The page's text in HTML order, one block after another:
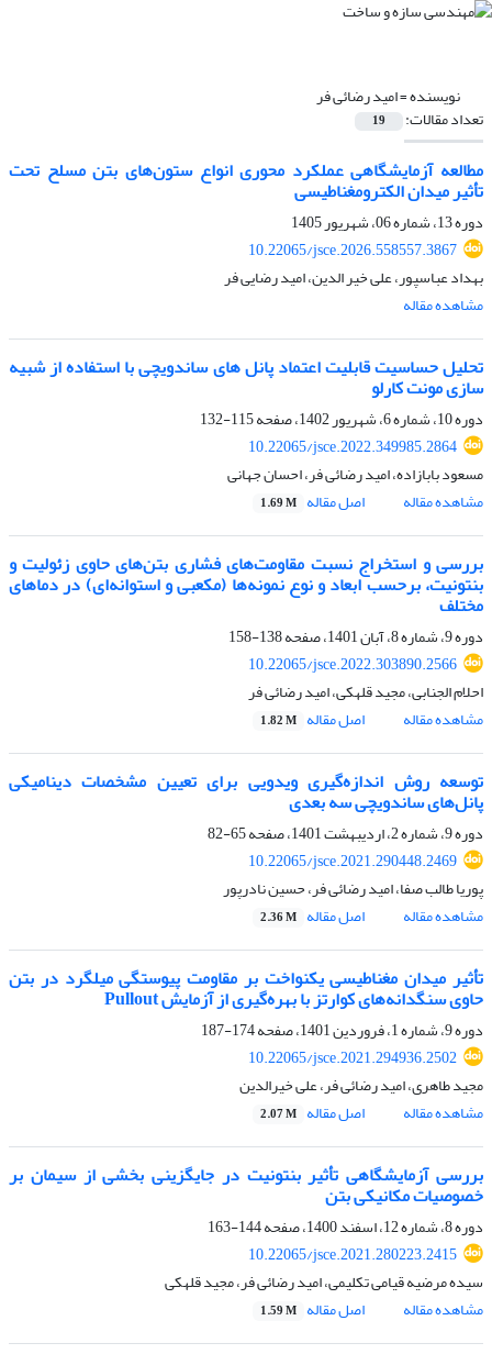
نویسنده =امید رضائی فر
تعداد مقالات: 19
مطالعه آزمایشگاهی عملکرد محوری انواع ستون‌های بتن مسلح تحت
تأثیر میدان الکترومغناطیسی
دوره 13، شماره 06، شهریور 1405
10.22065/jsce.2026.558557.3867
بهداد عباسپور، علی خیر الدین، امید رضایی فر
مشاهده مقاله
تحلیل حساسیت قابلیت اعتماد پانل های ساندویچی با استفاده از شبیه
سازی مونت کارلو
دوره 10، شماره 6، شهریور 1402، صفحه
115-132
10.22065/jsce.2022.349985.2864
مسعود بابازاده، امید رضائی فر، احسان جهانی
مشاهده مقاله
اصل مقاله 1.69 M
بررسی و استخراج نسبت مقاومت‌های فشاری بتن‌های حاوی زئولیت و
بنتونیت، برحسب ابعاد و نوع نمونه‌ها (مکعبی و استوانه‌ای) در دماهای
مختلف
دوره 9، شماره 8، آبان 1401، صفحه
138-158
10.22065/jsce.2022.303890.2566
احلام الجنابی، مجید قلهکی، امید رضائی فر
مشاهده مقاله
اصل مقاله 1.82 M
توسعه روش اندازه‌گیری ویدویی برای تعیین مشخصات دینامیکی
پانل‌های ساندویچی سه بعدی
دوره 9، شماره 2، اردیبهشت 1401، صفحه
65-82
10.22065/jsce.2021.290448.2469
پوریا طالب صفا، امید رضائی فر، حسین نادرپور
مشاهده مقاله
اصل مقاله 2.36 M
تأثیر میدان مغناطیسی یکنواخت بر مقاومت پیوستگی میلگرد در بتن
حاوی سنگدانه‌های کوارتز با بهره‌گیری از آزمایش Pullout
دوره 9، شماره 1، فروردین 1401، صفحه
174-187
10.22065/jsce.2021.294936.2502
مجید طاهری، امید رضائی فر، علی خیرالدین
مشاهده مقاله
اصل مقاله 2.07 M
بررسی آزمایشگاهی تأثیر بنتونیت در جایگزینی بخشی از سیمان بر
خصوصیات مکانیکی بتن
دوره 8، شماره 12، اسفند 1400، صفحه
144-163
10.22065/jsce.2021.280223.2415
سیده مرضیه قیامی تکلیمی، امید رضائی فر، مجید قلهکی
مشاهده مقاله
اصل مقاله 1.59 M